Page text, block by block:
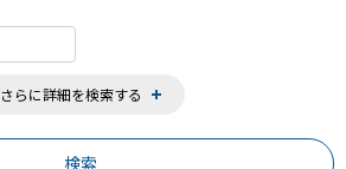
さらに詳細を検索する